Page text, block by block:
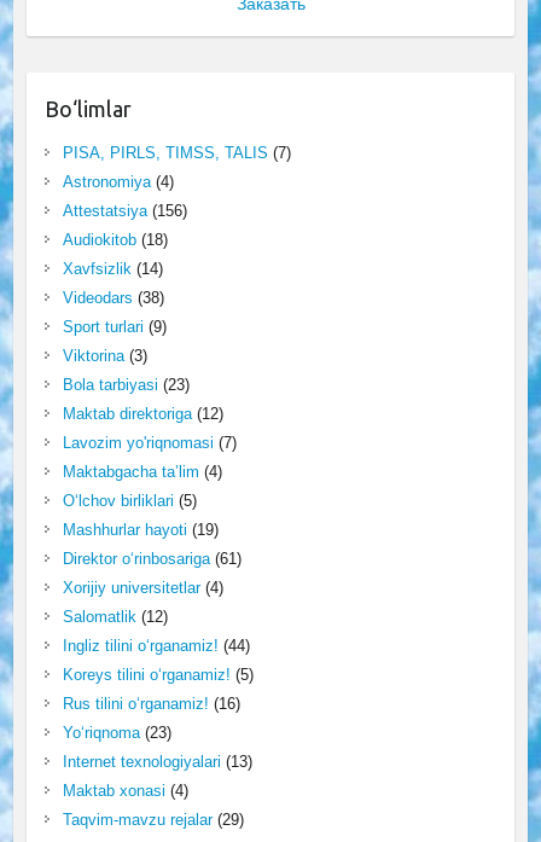
Bo‘limlar
PISA, PIRLS, TIMSS, TALIS (7)
Astronomiya(4)
Attestatsiya(156)
Audiokitob(18)
Xavfsizlik(14)
Videodars (38)
Sport turlari (9)
Viktorina(3)
Bola tarbiyasi (23)
Maktab direktoriga(12)
Lavozim yo'riqnomasi (7)
Maktabgacha ta’lim (4)
O‘lchov birliklari (5)
Mashhurlar hayoti (19)
Direktor o‘rinbosariga(61)
Xorijiy universitetlar(4)
Salomatlik(12)
Ingliz tilini o‘rganamiz! (44)
Koreys tilini o‘rganamiz! (5)
Rus tilini o‘rganamiz! (16)
Yo‘riqnoma(23)
Internet texnologiyalari (13)
Maktab xonasi (4)
Taqvim-mavzu rejalar(29)